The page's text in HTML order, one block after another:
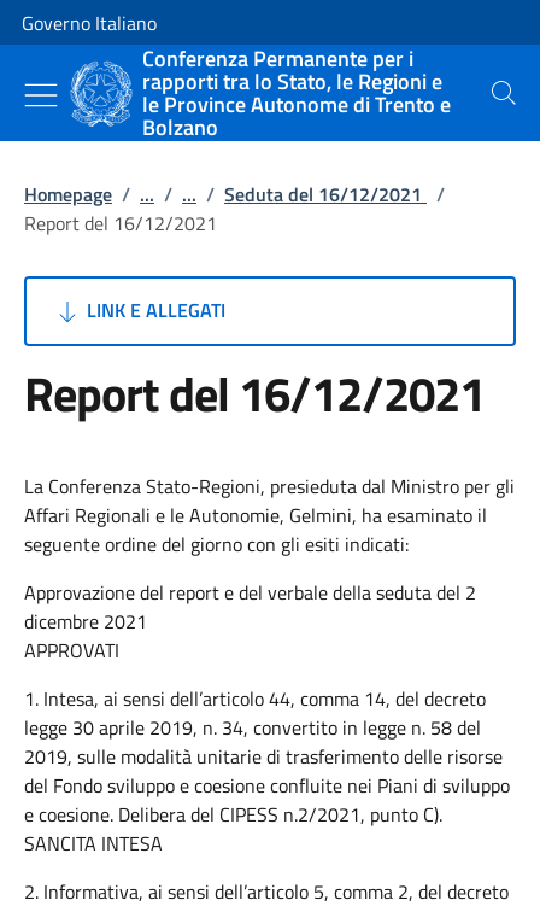
Vai al contenuto
Vai alla navigazione del sito
Governo Italiano
Conferenza Permanente per i
rapporti tra lo Stato, le Regioni e
le Province Autonome di Trento e
Bolzano
Cerca
Homepage / ... / ... / Seduta del 16/12/2021 /
Report del 16/12/2021
LINK E ALLEGATI
Report del 16/12/2021
La Conferenza Stato-Regioni, presieduta dal Ministro per gli
Affari Regionali e le Autonomie, Gelmini, ha esaminato il
seguente ordine del giorno con gli esiti indicati:
Approvazione del report e del verbale della seduta del 2
dicembre 2021
APPROVATI
1. Intesa, ai sensi dell’articolo 44, comma 14, del decreto
legge 30 aprile 2019, n. 34, convertito in legge n. 58 del
2019, sulle modalità unitarie di trasferimento delle risorse
del Fondo sviluppo e coesione confluite nei Piani di sviluppo
e coesione. Delibera del CIPESS n.2/2021, punto C).
SANCITA INTESA
2. Informativa, ai sensi dell’articolo 5, comma 2, del decreto